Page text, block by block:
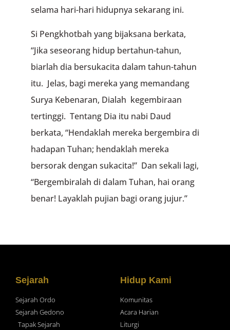
selama hari-hari hidupnya sekarang ini.
Si Pengkhotbah yang bijaksana berkata,
“Jika seseorang hidup bertahun-tahun,
biarlah dia bersukacita dalam tahun-tahun
itu. Jelas, bagi mereka yang memandang
Surya Kebenaran, Dialah kegembiraan
tertinggi. Tentang Dia itu nabi Daud
berkata, “Hendaklah mereka bergembira di
hadapan Tuhan; hendaklah mereka
bersorak dengan sukacita!” Dan sekali lagi,
“Bergembiralah di dalam Tuhan, hai orang
benar! Layaklah pujian bagi orang jujur.”
Sejarah
Sejarah Ordo
Sejarah Gedono
Tapak Sejarah
Hidup Kami
Komunitas
Acara Harian
Liturgi